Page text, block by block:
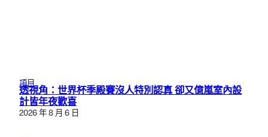
項目
透視角：世界杯季殿賽沒人特別認真 卻又億嵐室內設
計皆年夜歡喜
2026 年 8 月 6 日